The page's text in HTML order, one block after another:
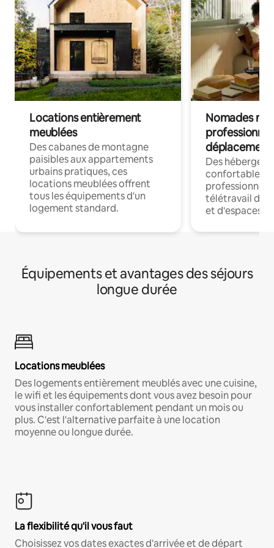
Locations entièrement
meublées
Des cabanes de montagne
paisibles aux appartements
urbains pratiques, ces
locations meublées offrent
tous les équipements d'un
logement standard.
Nomades
déplacement
Des
confortables
professionnels
télétravail
et d'espaces
Équipements et avantages des séjours
longue durée
Locations meublées
Des logements entièrement meublés avec une cuisine,
le wifi et les équipements dont vous avez besoin pour
vous installer confortablement pendant un mois ou
plus. C'est l'alternative parfaite à une location
moyenne ou longue durée.
La flexibilité qu'il vous faut
Choisissez vos dates exactes d'arrivée et de départ